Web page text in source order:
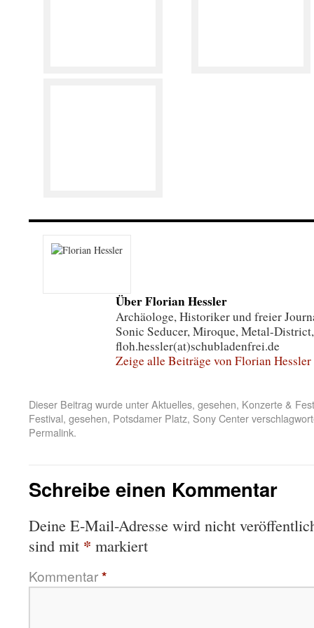
Deine E-Mail-Adresse wird nicht
sind mit*markiert
Name*
Name, E-Mail-Adresse und Website in diesem Browser für meinen